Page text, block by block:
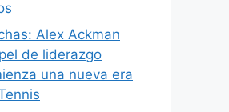
Alex Ackman
de liderazgo
una nueva era